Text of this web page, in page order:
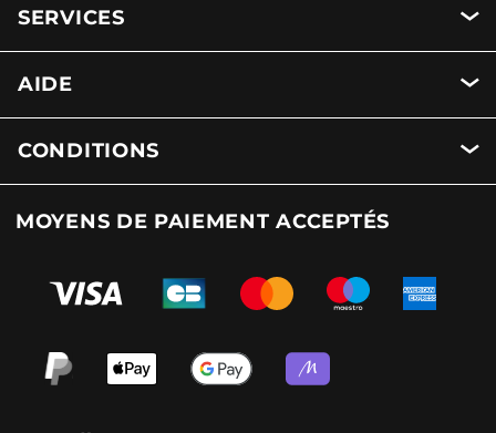
SERVICES
AIDE
CONDITIONS
MOYENS DE PAIEMENT ACCEPTÉS